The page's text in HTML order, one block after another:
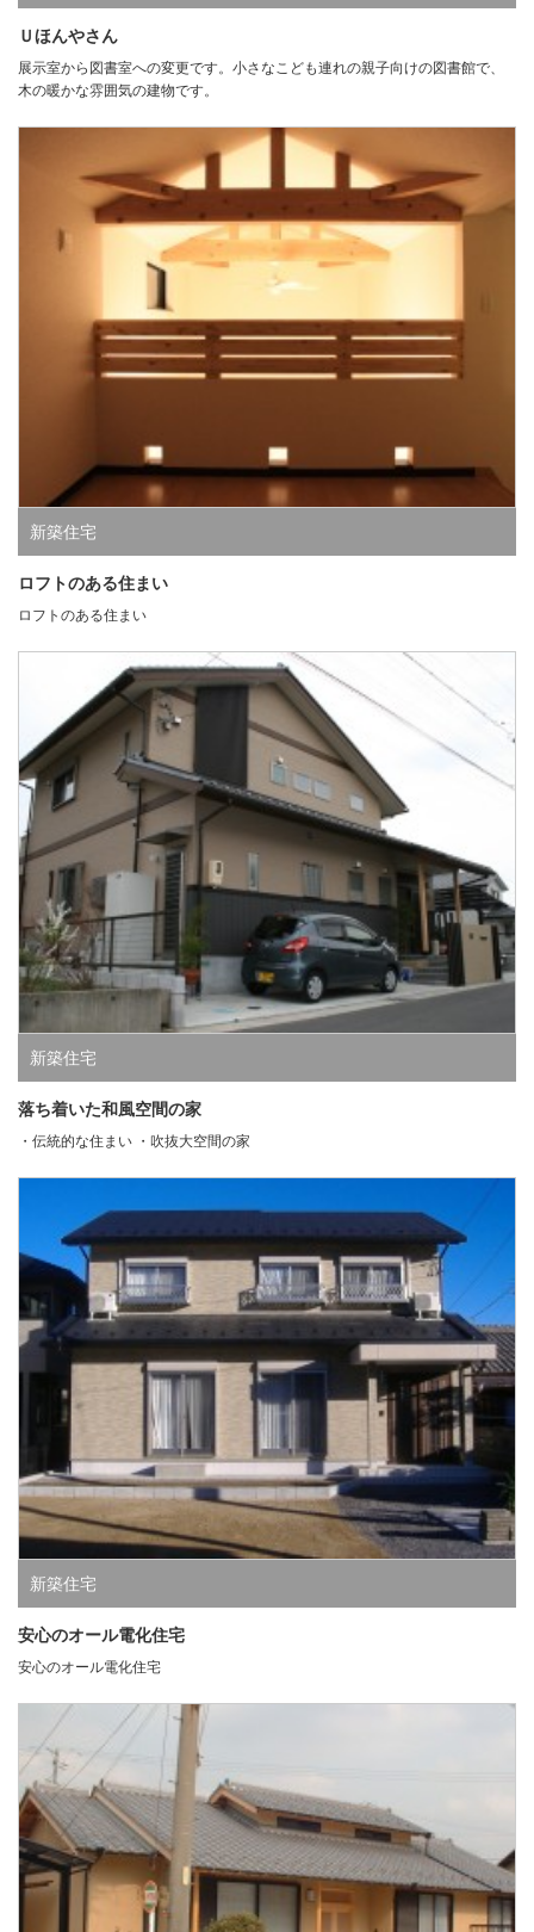
Ｕほんやさん
展示室から図書室への変更です。小さなこども連れの親子向けの図書館で、
木の暖かな雰囲気の建物です。
新築住宅
ロフトのある住まい
ロフトのある住まい
新築住宅
落ち着いた和風空間の家
・伝統的な住まい ・吹抜大空間の家
新築住宅
安心のオール電化住宅
安心のオール電化住宅